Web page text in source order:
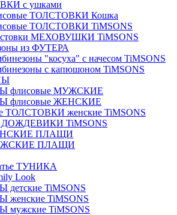
с ушками
ТОЛСТОВКИ Кошка
ТОЛСТОВКИ TiMSONS
МЕХОВУШКИ TiMSONS
из ФУТЕРА
"косуха" с начесом TiMSONS
с капюшоном TiMSONS
флисовые МУЖСКИЕ
флисовые ЖЕНСКИЕ
ТОЛСТОВКИ женские TiMSONS
TiMSONS
ПЛАЩИ
ПЛАЩИ
ТУНИКА
Look
TiMSONS
TiMSONS
TiMSONS